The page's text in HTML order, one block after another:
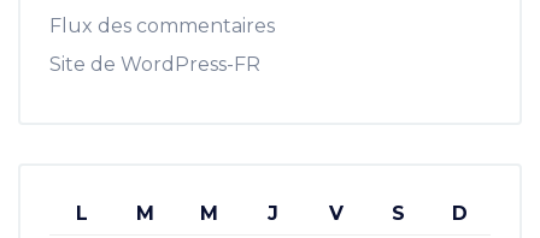
Flux des commentaires
Site de WordPress-FR
L M M J V S D